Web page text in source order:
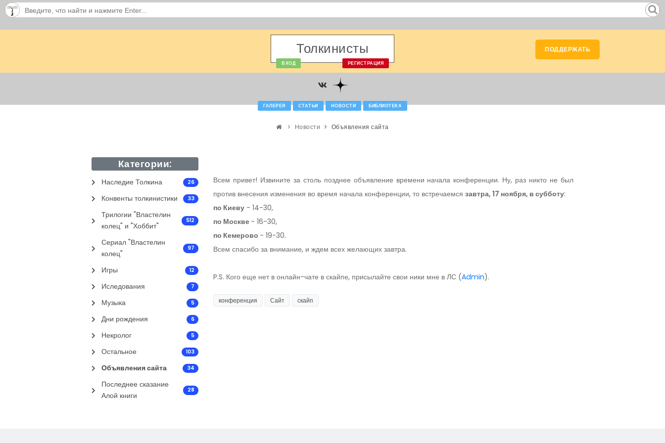
Толкинисты
ВХОД РЕГИСТРАЦИЯ
ПОДДЕРЖАТЬ
ГАЛЕРЕЯ СТАТЬИ НОВОСТИ БИБЛИОТЕКА
Новости Объявления сайта
Категории:
Наследие Толкина 26
Конвенты толкинистики 33
Трилогии "Властелин
колец" и "Хоббит"
512
Сериал "Властелин
колец"
97
Игры 12
Иследования 7
Музыка 5
Дни рождения 6
Некролог 5
Остальное 103
Объявления сайта 34
Последнее сказание
Алой книги
28
Всем привет! Извините за столь позднее объявление времени начала конференции. Ну, раз никто не был
против внесения изменения во время начала конференции, то встречаемся завтра, 17 ноября, в субботу:
по Киеву - 14-30,
по Москве - 16-30,
по Кемерово - 19-30.
Всем спасибо за внимание, и ждем всех желающих завтра.
P.S. Кого еще нет в онлайн-чате в скайпе, присылайте свои ники мне в ЛС (Admin).
конференция Сайт скайп